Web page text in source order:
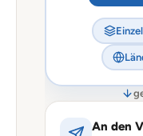
An den